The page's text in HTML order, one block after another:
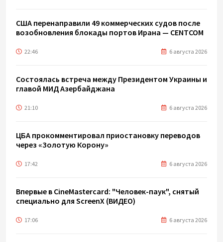
США перенаправили 49 коммерческих судов после
возобновления блокады портов Ирана — CENTCOM
22:46 6 августа 2026
Состоялась встреча между Президентом Украины и
главой МИД Азербайджана
21:10 6 августа 2026
ЦБА прокомментировал приостановку переводов
через «Золотую Корону»
17:42 6 августа 2026
Впервые в CineMastercard: "Человек-паук", снятый
специально для ScreenX (ВИДЕО)
17:06 6 августа 2026